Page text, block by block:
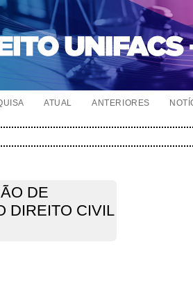
ATUAL ANTERIORES
DE
DIREITO CIVIL